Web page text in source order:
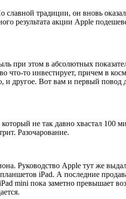
славной традиции, он вновь
результата акции Apple
при этом в абсолютных
что-то инвестирует, причем в
и другое. Вот вам и первый
не так давно хвастал 100
Разочарование.
Руководство Apple тут же
iPad. А последние
mini пока заметно превышает